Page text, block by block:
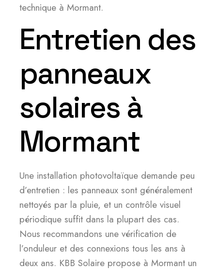
technique à Mormant.
Entretien des
panneaux
solaires à
Mormant
Une installation photovoltaïque demande peu
d’entretien : les panneaux sont généralement
nettoyés par la pluie, et un contrôle visuel
périodique suffit dans la plupart des cas.
Nous recommandons une vérification de
l’onduleur et des connexions tous les ans à
deux ans. KBB Solaire propose à Mormant un